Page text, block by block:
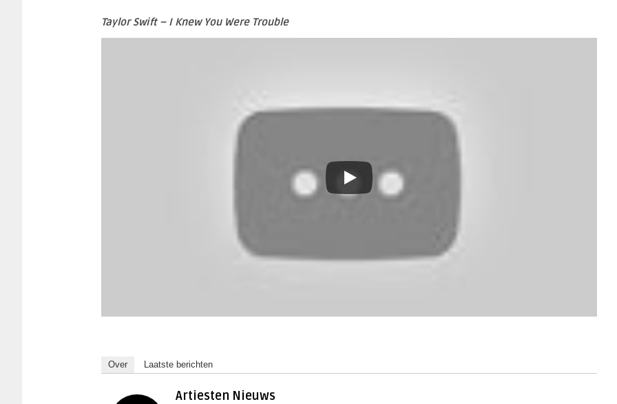
Taylor Swift – I Knew You Were Trouble
Over Laatste berichten
Artiesten Nieuws